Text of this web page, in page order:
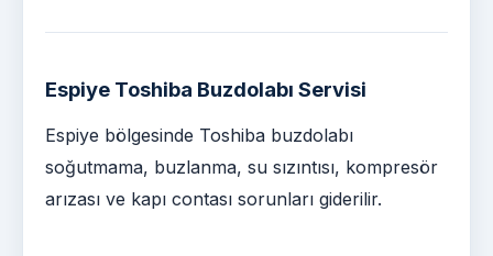
Espiye Toshiba Buzdolabı Servisi
Espiye bölgesinde Toshiba buzdolabı
soğutmama, buzlanma, su sızıntısı, kompresör
arızası ve kapı contası sorunları giderilir.